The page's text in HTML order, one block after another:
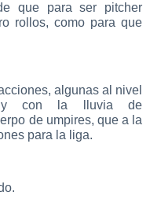
que para ser pitcher
rollos, como para que
algunas al nivel
y con la lluvia de
de umpires, que a la
para la liga.